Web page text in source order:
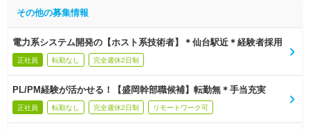
その他の募集情報
電力系システム開発の【ホスト系技術者】＊仙台駅近＊経験者採用
正社員 転勤なし 完全週休2日制
PL/PM経験が活かせる！【盛岡幹部職候補】転勤無＊手当充実
正社員 転勤なし 完全週休2日制 リモートワーク可